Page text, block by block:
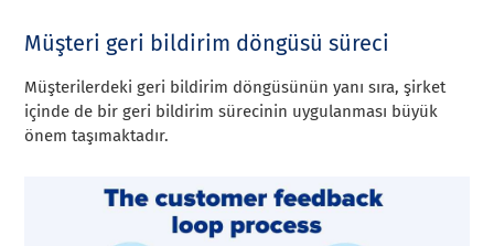
Müşteri geri bildirim döngüsü süreci
Müşterilerdeki geri bildirim döngüsünün yanı sıra, şirket
içinde de bir geri bildirim sürecinin uygulanması büyük
önem taşımaktadır.